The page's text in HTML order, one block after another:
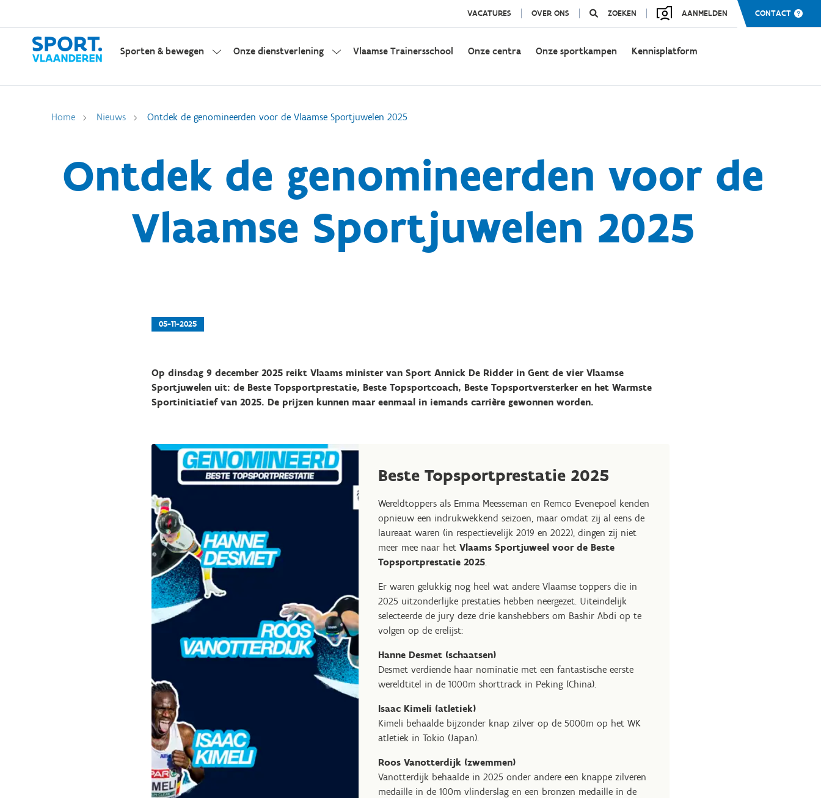
VACATURES OVER ONS ZOEKEN AANMELDEN CONTACT
Sporten & bewegen Onze dienstverlening Vlaamse Trainersschool Onze centra Onze sportkampen Kennisplatform
Home Nieuws Ontdek de genomineerden voor de Vlaamse Sportjuwelen 2025
Ontdek de genomineerden voor de
Vlaamse Sportjuwelen 2025
05-11-2025
Op dinsdag 9 december 2025 reikt Vlaams minister van Sport Annick De Ridder in Gent de vier Vlaamse
Sportjuwelen uit: de Beste Topsportprestatie, Beste Topsportcoach, Beste Topsportversterker en het Warmste
Sportinitiatief van 2025. De prijzen kunnen maar eenmaal in iemands carrière gewonnen worden.
Beste Topsportprestatie 2025
Wereldtoppers als Emma Meesseman en Remco Evenepoel kenden
opnieuw een indrukwekkend seizoen, maar omdat zij al eens de
laureaat waren (in respectievelijk 2019 en 2022), dingen zij niet
meer mee naar hetVlaams Sportjuweel voor de Beste
Topsportprestatie 2025.
Er waren gelukkig nog heel wat andere Vlaamse toppers die in
2025 uitzonderlijke prestaties hebben neergezet. Uiteindelijk
selecteerde de jury deze drie kanshebbers om Bashir Abdi op te
volgen op de erelijst:
Hanne Desmet (schaatsen)
Desmet verdiende haar nominatie met een fantastische eerste
wereldtitel in de 1000m shorttrack in Peking (China).
Isaac Kimeli (atletiek)
Kimeli behaalde bijzonder knap zilver op de 5000m op het WK
atletiek in Tokio (Japan).
Roos Vanotterdijk (zwemmen)
Vanotterdijk behaalde in 2025 onder andere een knappe zilveren
medaille in de 100m vlinderslag en een bronzen medaille in de